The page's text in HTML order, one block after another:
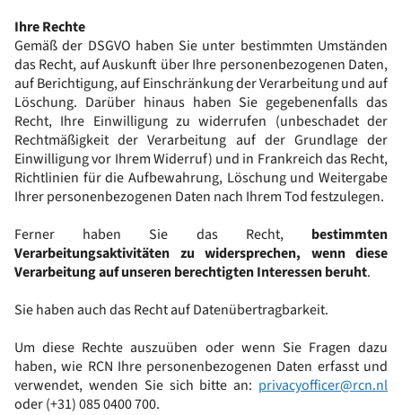
Ihre Rechte
Gemäß der DSGVO haben Sie unter bestimmten Umständen
das Recht, auf Auskunft über Ihre personenbezogenen Daten,
auf Berichtigung, auf Einschränkung der Verarbeitung und auf
Löschung. Darüber hinaus haben Sie gegebenenfalls das
Recht, Ihre Einwilligung zu widerrufen (unbeschadet der
Rechtmäßigkeit der Verarbeitung auf der Grundlage der
Einwilligung vor Ihrem Widerruf) und in Frankreich das Recht,
Richtlinien für die Aufbewahrung, Löschung und Weitergabe
Ihrer personenbezogenen Daten nach Ihrem Tod festzulegen.
Ferner haben Sie das Recht, bestimmten
Verarbeitungsaktivitäten zu widersprechen, wenn diese
Verarbeitung auf unseren berechtigten Interessen beruht.
Sie haben auch das Recht auf Datenübertragbarkeit.
Um diese Rechte auszuüben oder wenn Sie Fragen dazu
haben, wie RCN Ihre personenbezogenen Daten erfasst und
verwendet, wenden Sie sich bitte an: privacyofficer@rcn.nl
oder (+31) 085 0400 700.